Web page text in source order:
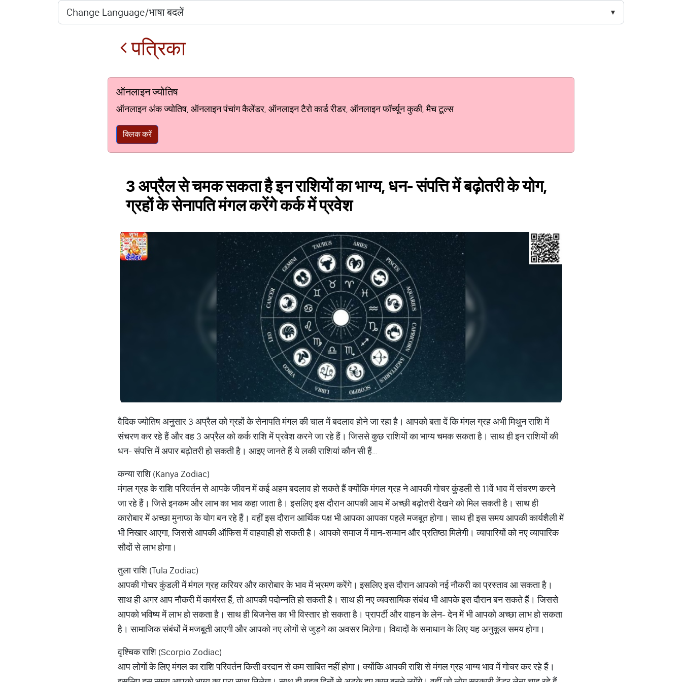
पत्रिका
ऑनलाइन ज्योतिष
ऑनलाइन अंक ज्योतिष, ऑनलाइन पंचांग कैलेंडर, ऑनलाइन टैरो कार्ड रीडर, ऑनलाइन फॉर्च्यून कुकी, मैच टूल्स
क्लिक करें
3 अप्रैल से चमक सकता है इन राशियों का भाग्य, धन- संपत्ति में बढ़ोतरी के योग,
ग्रहों के सेनापति मंगल करेंगे कर्क में प्रवेश
वैदिक ज्योतिष अनुसार 3 अप्रैल को ग्रहों के सेनापति मंगल की चाल में बदलाव होने जा रहा है। आपको बता दें कि मंगल ग्रह अभी मिथुन राशि में
संचरण कर रहे हैं और वह 3 अप्रैल को कर्क राशि में प्रवेश करने जा रहे हैं। जिससे कुछ राशियों का भाग्य चमक सकता है। साथ ही इन राशियों की
धन- संपत्ति में अपार बढ़ोतरी हो सकती है। आइए जानते हैं ये लकी राशियां कौन सी हैं…
कन्या राशि (Kanya Zodiac)
मंगल ग्रह के राशि परिवर्तन से आपके जीवन में कई अहम बदलाव हो सकते हैं क्योंकि मंगल ग्रह ने आपकी गोचर कुंडली से 11वें भाव में संचरण करने
जा रहे हैं। जिसे इनकम और लाभ का भाव कहा जाता है। इसलिए इस दौरान आपकी आय में अच्छी बढ़ोतरी देखने को मिल सकती है। साथ ही
कारोबार में अच्छा मुनाफा के योग बन रहे हैं। वहीं इस दौरान आर्थिक पक्ष भी आपका आपका पहले मजबूत होगा। साथ ही इस समय आपकी कार्यशैली में
भी निखार आएगा, जिससे आपकी ऑफिस में वाहवाही हो सकती है। आपको समाज में मान-सम्मान और प्रतिष्ठा मिलेगी। व्यापारियों को नए व्यापारिक
सौदों से लाभ होगा।
तुला राशि (Tula Zodiac)
आपकी गोचर कुंडली में मंगल ग्रह करियर और कारोबार के भाव में भ्रमण करेंगे। इसलिए इस दौरान आपको नई नौकरी का प्रस्ताव आ सकता है।
साथ ही अगर आप नौकरी में कार्यरत हैं, तो आपकी पदोन्नति हो सकती है। साथ ही नए व्यवसायिक संबंध भी आपके इस दौरान बन सकते हैं। जिससे
आपको भविष्य में लाभ हो सकता है। साथ ही बिजनेस का भी विस्तार हो सकता है। प्रापर्टी और वाहन के लेन- देन में भी आपको अच्छा लाभ हो सकता
है। सामाजिक संबंधों में मजबूती आएगी और आपको नए लोगों से जुड़ने का अवसर मिलेगा। विवादों के समाधान के लिए यह अनुकूल समय होगा।
वृश्चिक राशि (Scorpio Zodiac)
आप लोगों के लिए मंगल का राशि परिवर्तन किसी वरदान से कम साबित नहीं होगा। क्योंकि आपकी राशि से मंगल ग्रह भाग्य भाव में गोचर कर रहे हैं।